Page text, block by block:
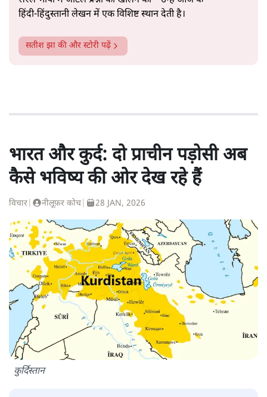
हिंदी‑हिंदुस्तानी लेखन में एक विशिष्ट स्थान देती है।
सतीश झा की और स्टोरी पढ़ें
भारत और कुर्द: दो प्राचीन पड़ोसी अब
कैसे भविष्य की ओर देख रहे हैं
विचार नीलूफ़र कोच 28 JAN, 2026
कुर्दिस्तान